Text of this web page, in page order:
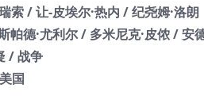
索 / 让-皮埃尔·热内 / 纪尧姆·洛朗
帕德·尤利尔 / 多米尼克·皮侬 / 安
/ 战争
国